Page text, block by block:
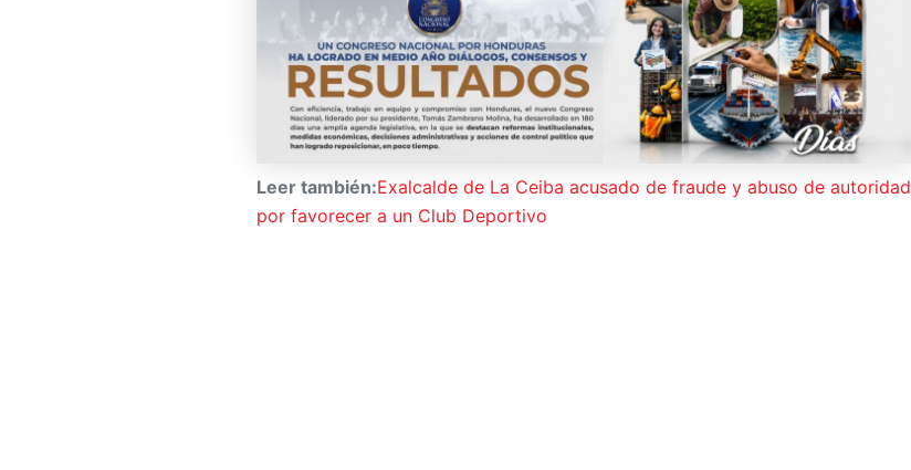
Leer también:Exalcalde de La Ceiba acusado de fraude y abuso de autoridad
por favorecer a un Club Deportivo